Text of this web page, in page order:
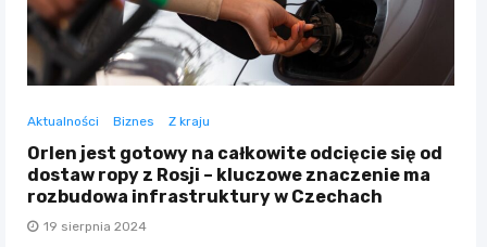
Aktualności Biznes Z kraju
Orlen jest gotowy na całkowite odcięcie się od
dostaw ropy z Rosji – kluczowe znaczenie ma
rozbudowa infrastruktury w Czechach
19 sierpnia 2024